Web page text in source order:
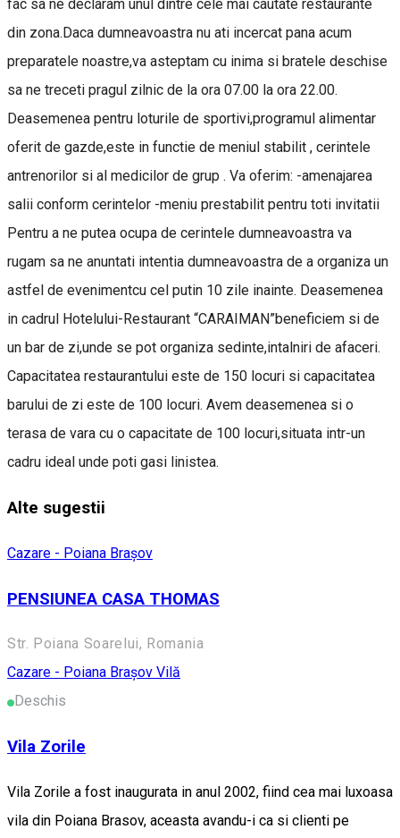
fac sa ne declaram unul dintre cele mai cautate restaurante
din zona.Daca dumneavoastra nu ati incercat pana acum
preparatele noastre,va asteptam cu inima si bratele deschise
sa ne treceti pragul zilnic de la ora 07.00 la ora 22.00.
Deasemenea pentru loturile de sportivi,programul alimentar
oferit de gazde,este in functie de meniul stabilit , cerintele
antrenorilor si al medicilor de grup . Va oferim: -amenajarea
salii conform cerintelor -meniu prestabilit pentru toti invitatii
Pentru a ne putea ocupa de cerintele dumneavoastra va
rugam sa ne anuntati intentia dumneavoastra de a organiza un
astfel de evenimentcu cel putin 10 zile inainte. Deasemenea
in cadrul Hotelului-Restaurant “CARAIMAN”beneficiem si de
un bar de zi,unde se pot organiza sedinte,intalniri de afaceri.
Capacitatea restaurantului este de 150 locuri si capacitatea
barului de zi este de 100 locuri. Avem deasemenea si o
terasa de vara cu o capacitate de 100 locuri,situata intr-un
cadru ideal unde poti gasi linistea.
Alte sugestii
Cazare - Poiana Brașov
PENSIUNEA CASA THOMAS
Str. Poiana Soarelui, Romania
Cazare - Poiana Brașov Vilă
Deschis
Vila Zorile
Vila Zorile a fost inaugurata in anul 2002, fiind cea mai luxoasa
vila din Poiana Brasov, aceasta avandu-i ca si clienti pe